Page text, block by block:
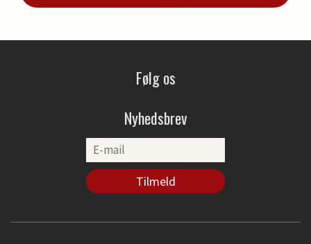
Følg os
Nyhedsbrev